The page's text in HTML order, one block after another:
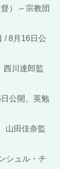
） – 宗教団
/ 8月16日公
西川達郎監
公開、英勉
山田佳奈監
シュル・チ